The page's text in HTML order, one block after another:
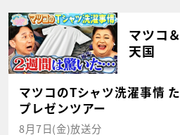
マツコ
天国
マツコのTシャツ洗濯事情
プレゼンツアー
8月7日(金)放送分